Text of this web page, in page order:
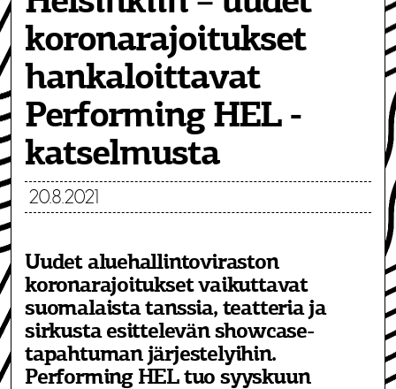
koronarajoitukset
hankaloittavat
Performing HEL -
katselmusta
20.8.2021
Uudet aluehallintoviraston
koronarajoitukset vaikuttavat
suomalaista tanssia, teatteria ja
sirkusta esittelevän showcase-
tapahtuman järjestelyihin.
Performing HEL tuo syyskuun